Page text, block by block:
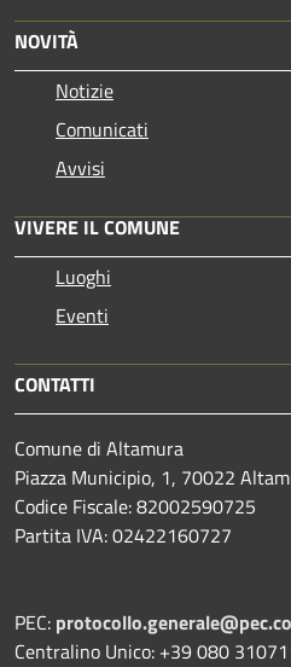
NOVITÀ
Notizie
Comunicati
Avvisi
VIVERE IL COMUNE
Luoghi
Eventi
CONTATTI
Comune di Altamura
Piazza Municipio, 1, 70022
Codice Fiscale: 82002590725
Partita IVA: 02422160727
PEC:
Centralino Unico: +39 080